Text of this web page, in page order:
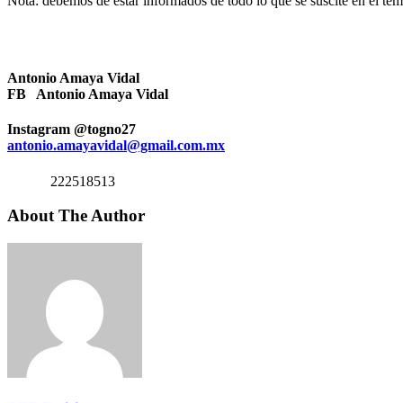
Antonio Amaya Vidal
FB Antonio Amaya Vidal
Instagram @togno27
antonio.amayavidal@gmail.com.mx
222518513
About The Author